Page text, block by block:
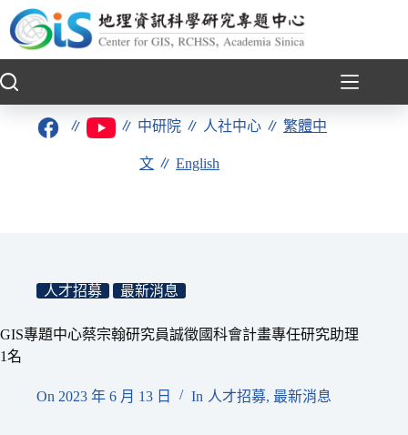
至
要
∥ ∥ 中研院 ∥ 人社中心 ∥繁體中
文 ∥English
人才招募 最新消息
GIS專題中心蔡宗翰研究員誠徵國科會計畫專任研究助理
1名
On 2023 年 6 月 13 日 In 人才招募, 最新消息